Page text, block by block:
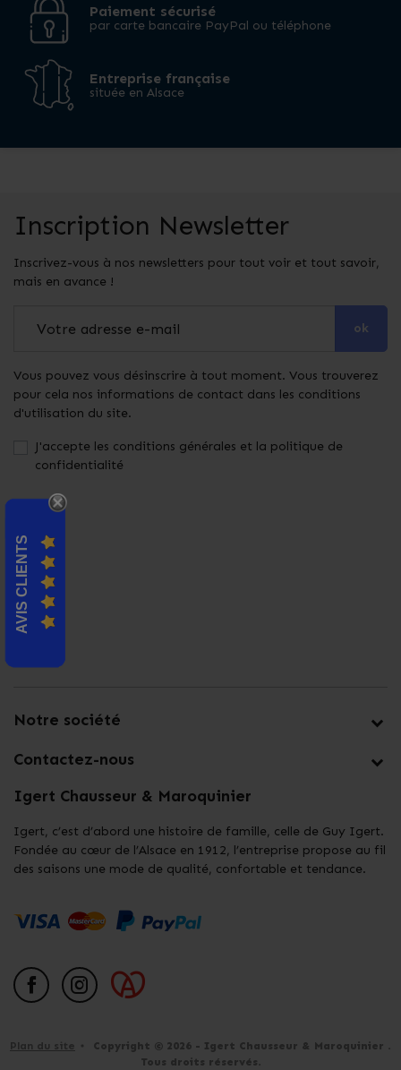
Paiement sécurisé
par carte bancaire PayPal ou téléphone
Entreprise française
située en Alsace
Inscription Newsletter
Inscrivez-vous à nos newsletters pour tout voir et tout savoir,
mais en avance !
ok
Vous pouvez vous désinscrire à tout moment. Vous trouverez
pour cela nos informations de contact dans les conditions
d'utilisation du site.
J'accepte les conditions générales et la politique de
confidentialité
AVIS CLIENTS
Notre société
Contactez-nous
Igert Chausseur & Maroquinier
Igert, c’est d’abord une histoire de famille, celle de Guy Igert.
Fondée au cœur de l’Alsace en 1912, l’entreprise propose au fil
des saisons une mode de qualité, confortable et tendance.
Plan du site
Copyright © 2026 - Igert Chausseur & Maroquinier .
Tous droits réservés.